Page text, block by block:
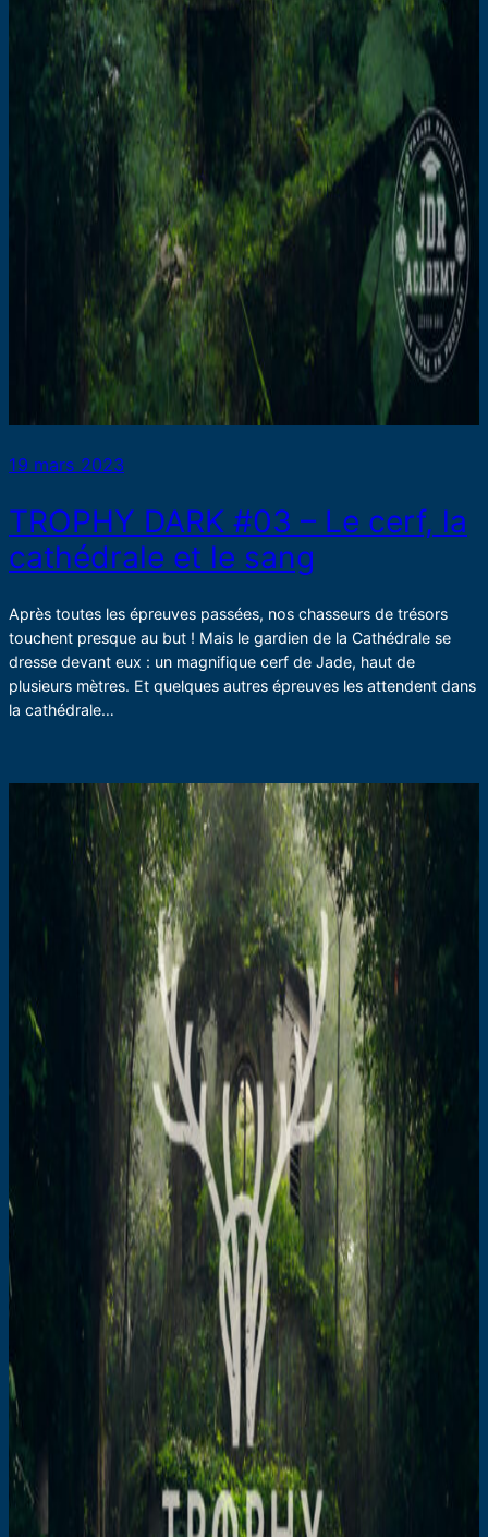
19 mars 2023
TROPHY DARK #03 – Le cerf, la
cathédrale et le sang
Après toutes les épreuves passées, nos chasseurs de trésors
touchent presque au but ! Mais le gardien de la Cathédrale se
dresse devant eux : un magnifique cerf de Jade, haut de
plusieurs mètres. Et quelques autres épreuves les attendent dans
la cathédrale…